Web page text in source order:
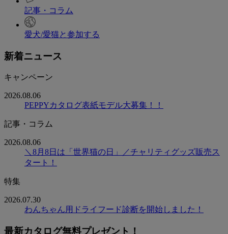
記事・コラム
愛犬/愛猫と参加する
新着ニュース
キャンペーン
2026.08.06
PEPPYカタログ表紙モデル大募集！！
記事・コラム
2026.08.06
＼8月8日は「世界猫の日」／チャリティグッズ販売ス
タート！
特集
2026.07.30
わんちゃん用ドライフード診断を開始しました！
最新カタログ無料プレゼント！